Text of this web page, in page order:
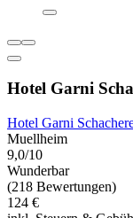
Hotel Garni
Hotel Garni
Muellheim
9,0/10
Wunderbar
(218 Bewertungen)
124 €